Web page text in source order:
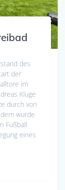
des
der
im
Kluge
durch von
wurde
Fußball
eines